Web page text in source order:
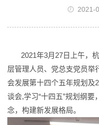
2021-
2021年3月27日上午，杭
层管理人员、党总支党员举
会发展第十四个五年规划及
谈会,学习“十四五”规划纲
念，构建新发展格局。